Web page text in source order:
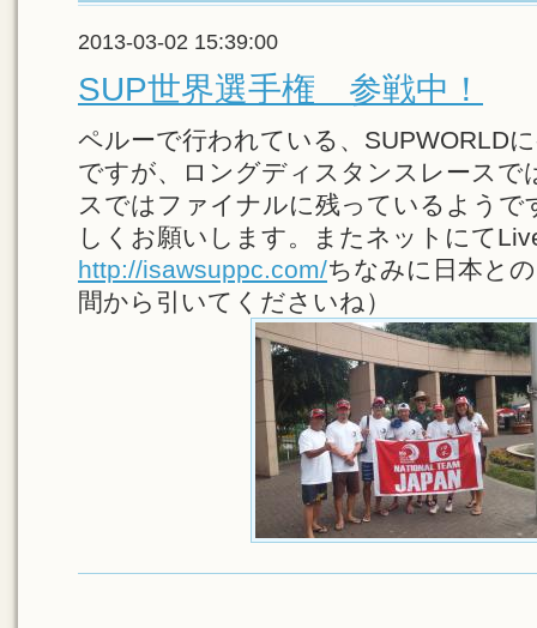
2013-03-02 15:39:00
SUP世界選手権 参戦中！
ペルーで行われている、SUPWORLD
ですが、ロングディスタンスレースで
スではファイナルに残っているようで
しくお願いします。またネットにて
http://isawsuppc.com/ちなみに日本と
間から引いてくださいね）